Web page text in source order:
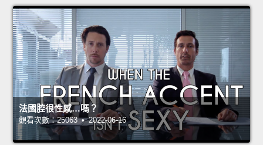
法國腔很性感…嗎？
觀看次數：25063 • 2022-06-16